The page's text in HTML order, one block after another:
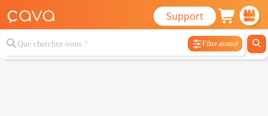
Support
Filtre avancé